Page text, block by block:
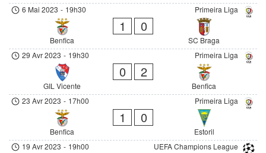
Primeira Liga
6 Mai 2023 - 19h30
Benfica
1 0
SC Braga
Primeira Liga
29 Avr 2023 - 19h30
GIL Vicente
0 2
Benfica
Primeira Liga
23 Avr 2023 - 17h00
Benfica
1 0
Estoril
UEFA Champions League
19 Avr 2023 - 19h00